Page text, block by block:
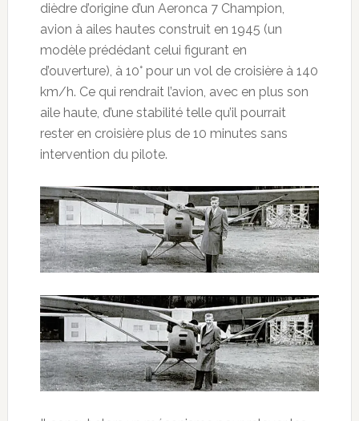
dièdre d’origine d’un Aeronca 7 Champion,
avion à ailes hautes construit en 1945 (un
modèle prédédant celui figurant en
d’ouverture), à 10° pour un vol de croisière à 140
km/h. Ce qui rendrait l’avion, avec en plus son
aile haute, d’une stabilité telle qu’il pourrait
rester en croisière plus de 10 minutes sans
intervention du pilote.